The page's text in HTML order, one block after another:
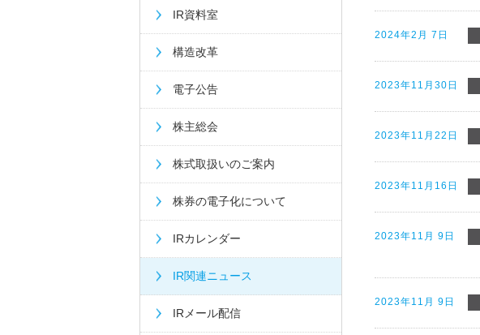
2024年2月 7日
2023年11月30日
2023年11月22日
2023年11月16日
2023年11月 9日
2023年11月 9日
IR資料室
構造改革
電子公告
株主総会
株式取扱いのご案内
株券の電子化について
IRカレンダー
IR関連ニュース
IRメール配信